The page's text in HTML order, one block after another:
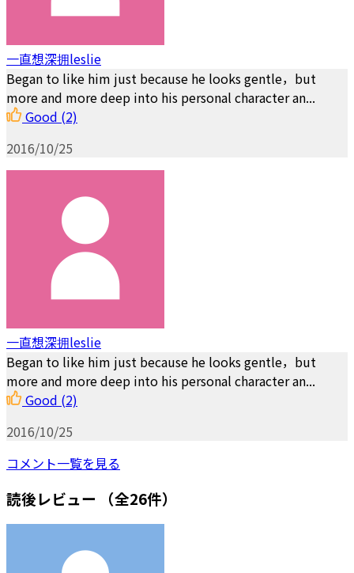
一直想深拥leslie
Began to like him just because he looks gentle，but
more and more deep into his personal character an...
Good (2)
2016/10/25
一直想深拥leslie
Began to like him just because he looks gentle，but
more and more deep into his personal character an...
Good (2)
2016/10/25
コメント一覧を見る
読後レビュー （全26件）